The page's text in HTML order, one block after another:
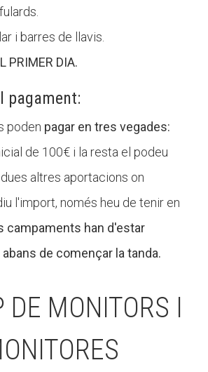
i barres de llavis.
PRIMER DIA.
pagament:
poden pagar en tres vegades:
de 100€ i la resta el podeu
altres aportacions on
l'import, només heu de tenir en
campaments han d'estar
de començar la tanda.
DE MONITORS I